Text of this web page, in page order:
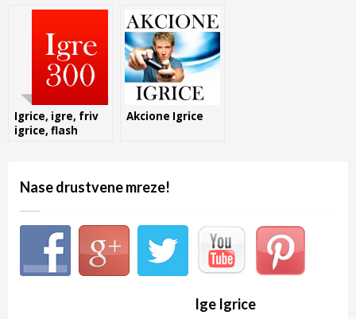
Igrice, igre, friv
igrice, flash
Akcione Igrice
Nase drustvene mreze!
Ige Igrice